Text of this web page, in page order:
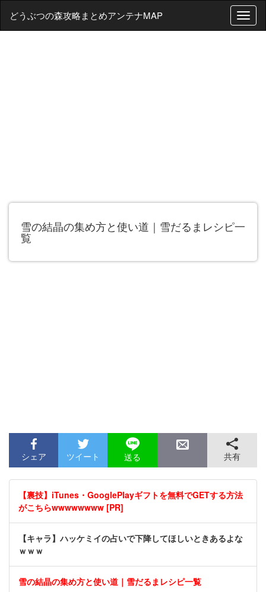
T
o
どうぶつの森攻略まとめアンテナMAP
雪の結晶の集め方と使い道｜雪だるまレシピ一
覧
シェア ツイート 送る 共有
【裏技】iTunes・GooglePlayギフトを無料でGETする方法
がこちらwwwwwwww [PR]
【キャラ】ハッケミイの占いで下降してほしいときあるよな
ｗｗｗ
雪の結晶の集め方と使い道｜雪だるまレシピ一覧